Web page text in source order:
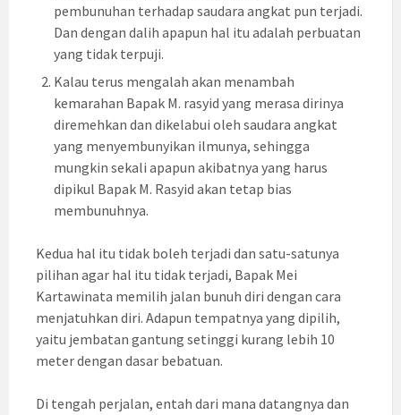
pembunuhan terhadap saudara angkat pun terjadi.
Dan dengan dalih apapun hal itu adalah perbuatan
yang tidak terpuji.
Kalau terus mengalah akan menambah
kemarahan Bapak M. rasyid yang merasa dirinya
diremehkan dan dikelabui oleh saudara angkat
yang menyembunyikan ilmunya, sehingga
mungkin sekali apapun akibatnya yang harus
dipikul Bapak M. Rasyid akan tetap bias
membunuhnya.
Kedua hal itu tidak boleh terjadi dan satu-satunya
pilihan agar hal itu tidak terjadi, Bapak Mei
Kartawinata memilih jalan bunuh diri dengan cara
menjatuhkan diri. Adapun tempatnya yang dipilih,
yaitu jembatan gantung setinggi kurang lebih 10
meter dengan dasar bebatuan.
Di tengah perjalan, entah dari mana datangnya dan